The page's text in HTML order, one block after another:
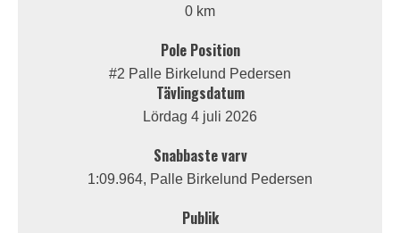
0 km
Pole Position
#2 Palle Birkelund Pedersen
Tävlingsdatum
Lördag 4 juli 2026
Snabbaste varv
1:09.964, Palle Birkelund Pedersen
Publik